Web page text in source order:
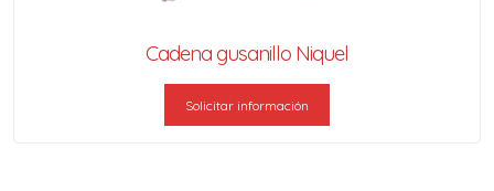
Cadena gusanillo Niquel
Solicitar información